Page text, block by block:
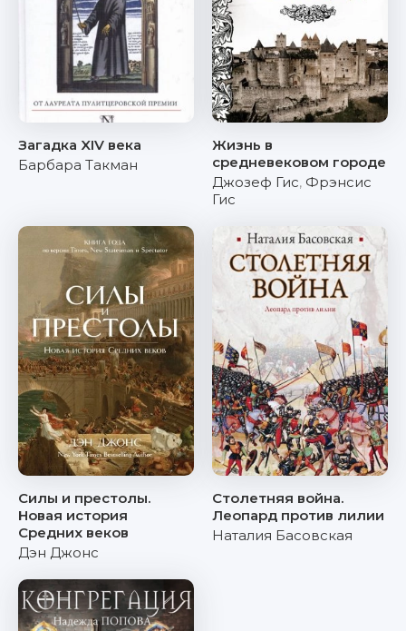
Загадка XIV века
Барбара Такман
Жизнь в
средневековом городе
Джозеф Гис, Фрэнсис
Гис
Силы и престолы.
Новая история
Средних веков
Дэн Джонс
Столетняя война.
Леопард против лилии
Наталия Басовская